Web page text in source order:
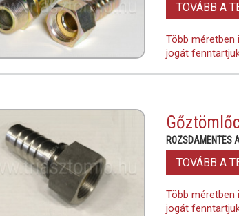
TOVÁBB A
Több méretben
jogát
ROZSDAMENTES
TOVÁBB A
Több méretben
jogát